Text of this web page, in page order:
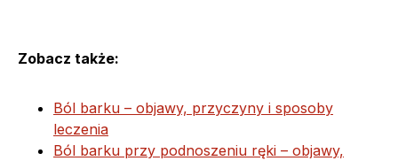
Zobacz także:
Ból barku – objawy, przyczyny i sposoby
leczenia
Ból barku przy podnoszeniu ręki – objawy,